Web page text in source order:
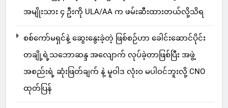
အမျိုးသား ၄ ဦးကို ULA/AA က ဖမ်းဆီးထားတယ်လို့သိရ
စစ်ကော်မရှင်နဲ့ ဆွေးနွေးခဲ့တဲ့ ဖြစ်စဉ်ဟာ ခေါင်းဆောင်ပိုင်း
တချို့ရဲ့သဘောဆန္ဒ အလျောက် လုပ်ခဲ့တာဖြစ်ပြီး အဖွဲ့
အစည်းရဲ့ ဆုံးဖြတ်ချက် နဲ့ မူဝါဒ လုံးဝ မပါဝင်ဘူးလို့ CNO
ထုတ်ပြန်